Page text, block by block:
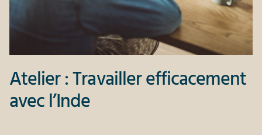
Atelier : Travailler efficacement
avec l’Inde